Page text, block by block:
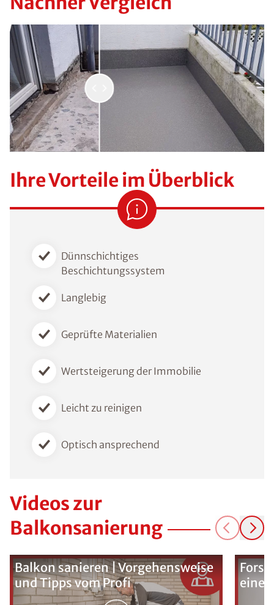
Ihre Vorteile im Überblick
Dünnschichtiges
Beschichtungssystem
Langlebig
Geprüfte Materialien
Wertsteigerung der Immobilie
Leicht zu reinigen
Optisch ansprechend
Videos zur
Balkonsanierung
Balkon sanieren | Vorgehensweise
und Tipps vom Profi
eine